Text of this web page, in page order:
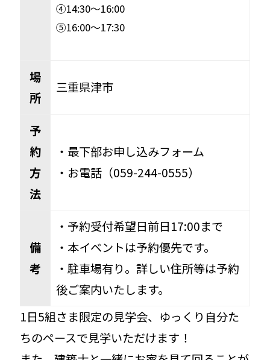
④14:30〜16:00
⑤16:00〜17:30
場
所
三重県津市
予
約
方
法
・最下部お申し込みフォーム
・お電話（059-244-0555）
備
考
・予約受付希望日前日17:00まで
・本イベントは予約優先です。
・駐車場有り。詳しい住所等は予約
後ご案内いたします。
1日5組さま限定の見学会、ゆっくり自分た
ちのペースで見学いただけます！